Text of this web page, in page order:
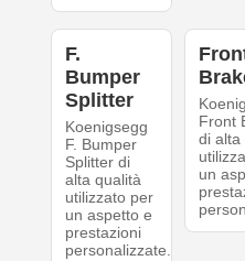
F.
Bumper
Splitter
Koenigsegg
F. Bumper
Splitter di
alta qualità
utilizzato per
un aspetto e
prestazioni
personalizzate.
Front
di alta
un